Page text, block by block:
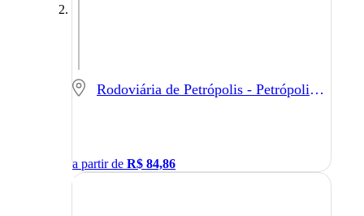
Rodoviária de Petrópolis - Petrópolis - RJ
a partir de R$ 84,86